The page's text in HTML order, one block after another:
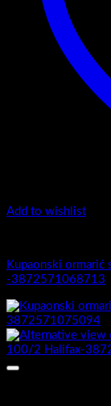
Add to wishlist
Kupaonski ormarić
-3872571068713